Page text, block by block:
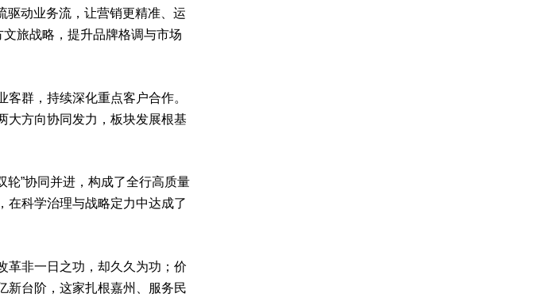
驱动业务流，让营销更精准、运
旅战略，提升品牌格调与市场
群，持续深化重点客户合作。
大方向协同发力，板块发展根基
轮”协同并进，构成了全行高质量
科学治理与战略定力中达成了
革非一日之功，却久久为功；价
新台阶，这家扎根嘉州、服务民